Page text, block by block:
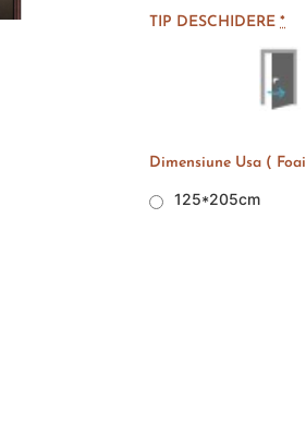
TIP DESCHIDERE *
Dimensiune Usa (
125*205cm